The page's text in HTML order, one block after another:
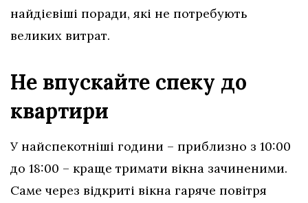
найдієвіші поради, які не потребують
великих витрат.
Не впускайте спеку до
квартири
У найспекотніші години – приблизно з 10:00
до 18:00 – краще тримати вікна зачиненими.
Саме через відкриті вікна гаряче повітря